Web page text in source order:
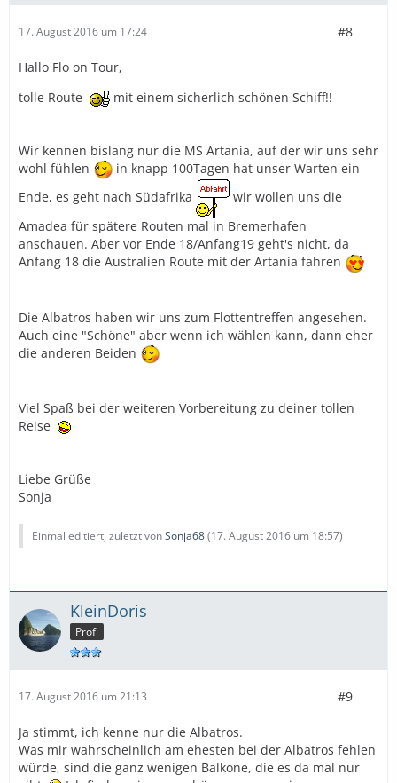
17. August 2016 um 17:24 #8
Hallo Flo on Tour,
tolle Route
mit einem sicherlich schönen Schiff!!
Wir kennen bislang nur die MS Artania, auf der wir uns sehr
wohl fühlen
in knapp 100Tagen hat unser Warten ein
Ende, es geht nach Südafrika
wir wollen uns die
Amadea für spätere Routen mal in Bremerhafen
anschauen. Aber vor Ende 18/Anfang19 geht's nicht, da
Anfang 18 die Australien Route mit der Artania fahren
Die Albatros haben wir uns zum Flottentreffen angesehen.
Auch eine "Schöne" aber wenn ich wählen kann, dann eher
die anderen Beiden
Viel Spaß bei der weiteren Vorbereitung zu deiner tollen
Reise
Liebe Grüße
Sonja
Einmal editiert, zuletzt vonSonja68(17. August 2016 um 18:57)
KleinDoris
Profi
17. August 2016 um 21:13 #9
Ja stimmt, ich kenne nur die Albatros.
Was mir wahrscheinlich am ehesten bei der Albatros fehlen
würde, sind die ganz wenigen Balkone, die es da mal nur